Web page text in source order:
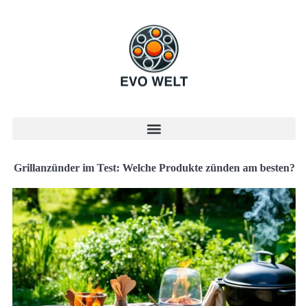
Grillanzünder im Test: Welche Produkte zünden am besten?